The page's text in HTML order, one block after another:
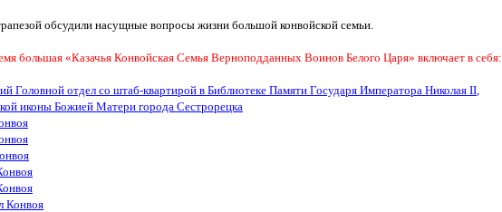
обсудили насущные вопросы жизни большой конвойской семьи.
большая «КазачьяКонвойская Семья Верноподданных Воинов Белого Царя» включает в себя:
Головной отдел со штаб-квартирой в Библиотеке Памяти Государя Императора Николая II,
иконы Божией Матери города Сестрорецка
Конвоя